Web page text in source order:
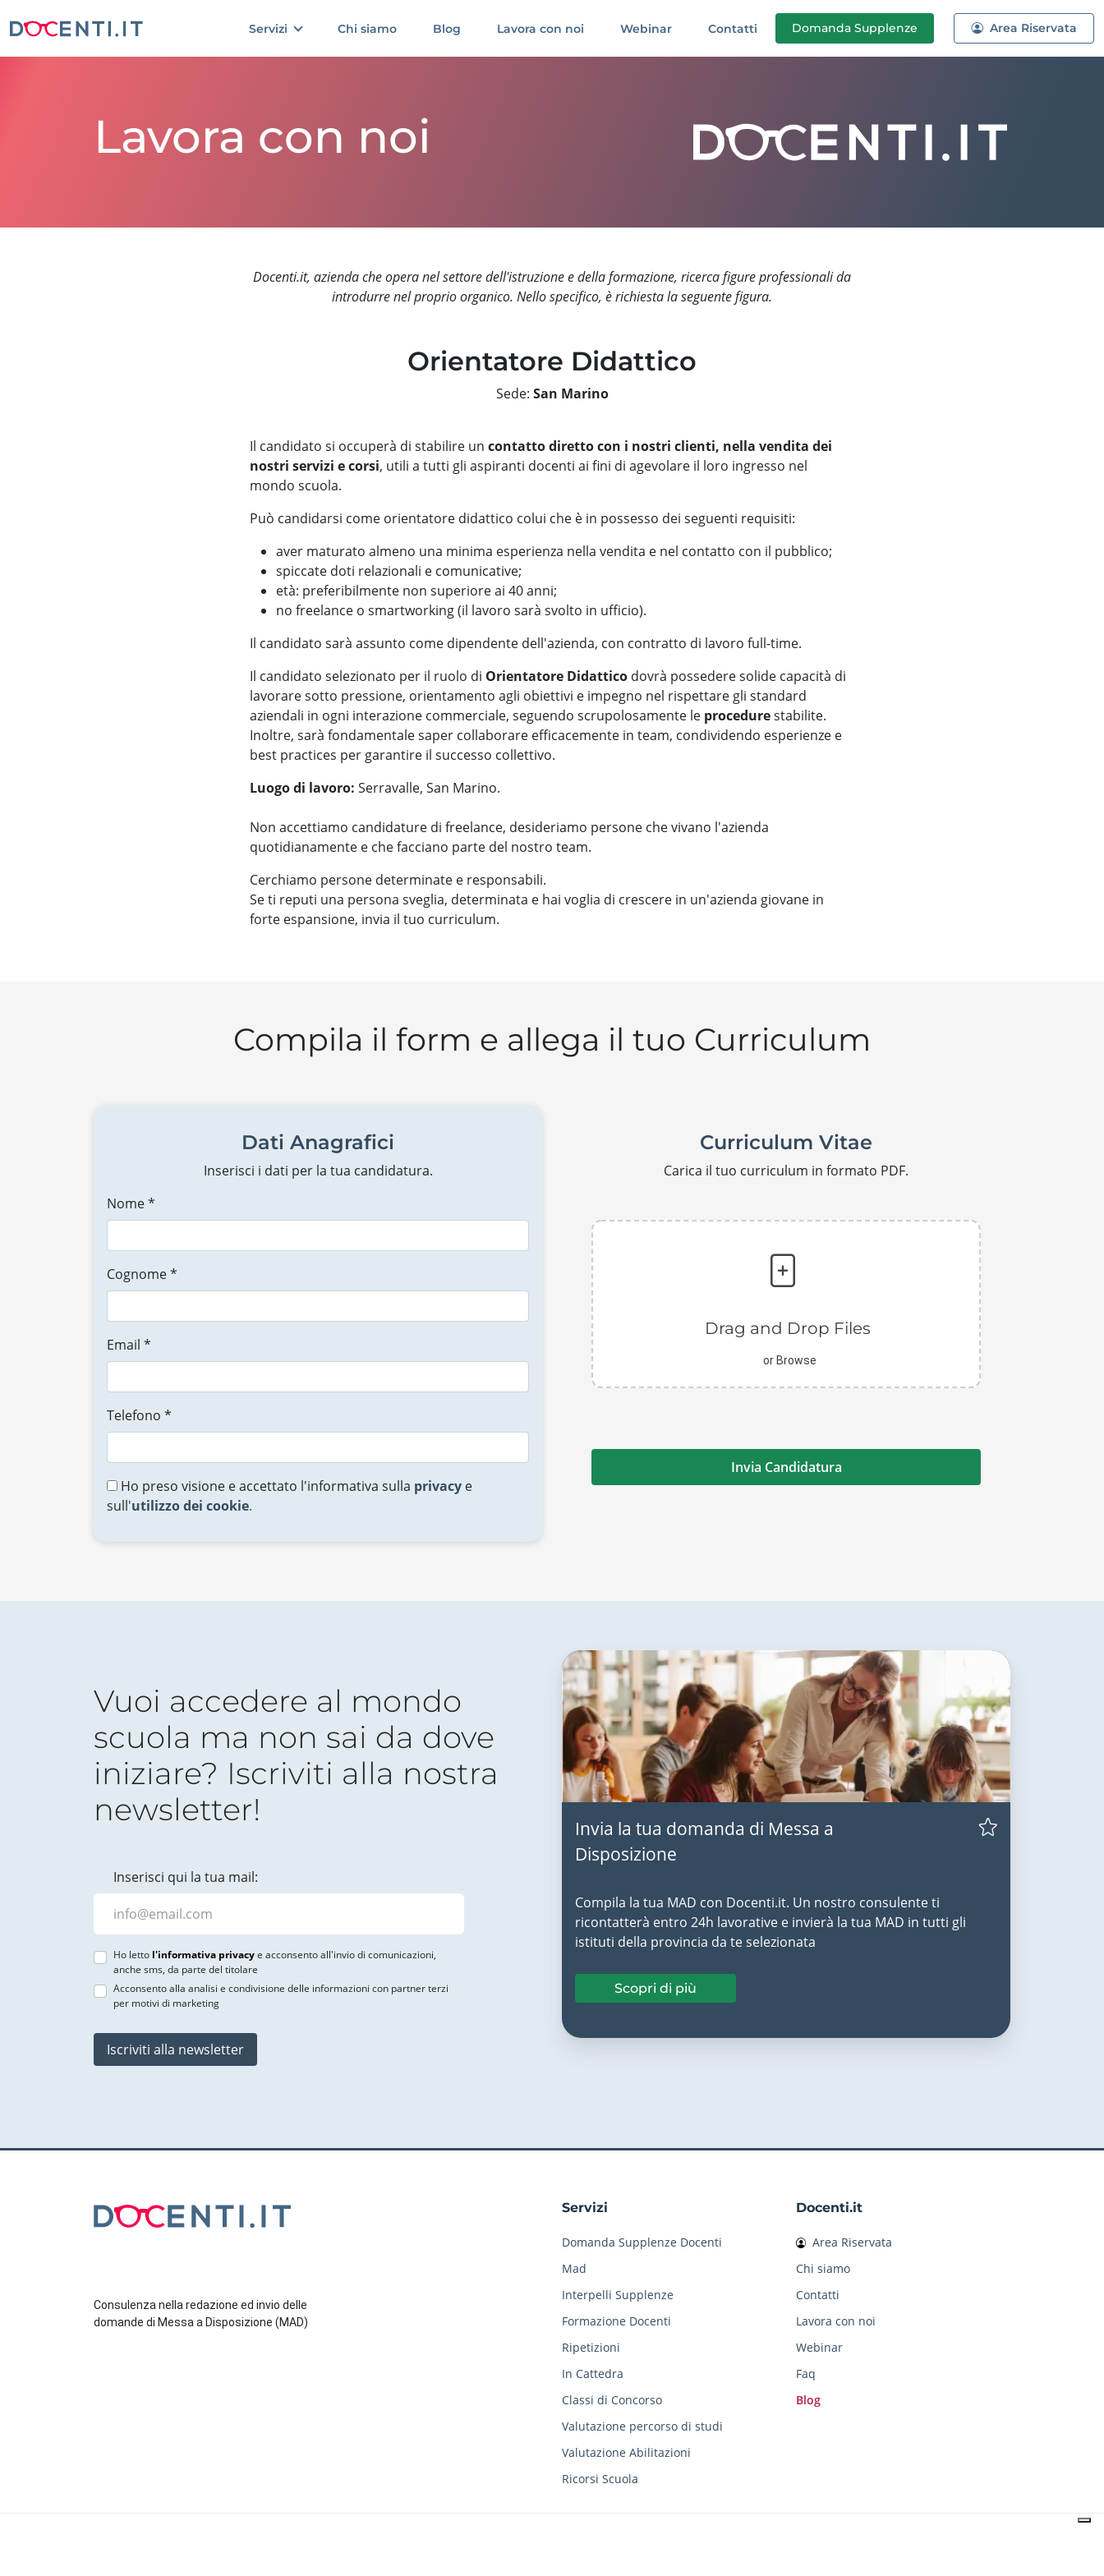
Servizi Chi siamo Blog Lavora con noi Webinar Contatti Domanda Supplenze Area Riservata
Lavora con noi
Docenti.it, azienda che opera nel settore dell'istruzione e della formazione, ricerca figure professionali da
introdurre nel proprio organico. Nello specifico, è richiesta la seguente figura.
Orientatore Didattico
Sede: San Marino
Il candidato si occuperà di stabilire un contatto diretto con i nostri clienti, nella vendita dei
nostri servizi e corsi, utili a tutti gli aspiranti docenti ai fini di agevolare il loro ingresso nel
mondo scuola.
Può candidarsi come orientatore didattico colui che è in possesso dei seguenti requisiti:
aver maturato almeno una minima esperienza nella vendita e nel contatto con il pubblico;
spiccate doti relazionali e comunicative;
età: preferibilmente non superiore ai 40 anni;
no freelance o smartworking (il lavoro sarà svolto in ufficio).
Il candidato sarà assunto come dipendente dell'azienda, con contratto di lavoro full-time.
Il candidato selezionato per il ruolo di Orientatore Didattico dovrà possedere solide capacità di
lavorare sotto pressione, orientamento agli obiettivi e impegno nel rispettare gli standard
aziendali in ogni interazione commerciale, seguendo scrupolosamente le procedurestabilite.
Inoltre, sarà fondamentale saper collaborare efficacemente in team, condividendo esperienze e
best practices per garantire il successo collettivo.
Luogo di lavoro: Serravalle, San Marino.
Non accettiamo candidature di freelance, desideriamo persone che vivano l'azienda
quotidianamente e che facciano parte del nostro team.
Cerchiamo persone determinate e responsabili.
Se ti reputi una persona sveglia, determinata e hai voglia di crescere in un'azienda giovane in
forte espansione, invia il tuo curriculum.
Compila il form e allega il tuo Curriculum
Dati Anagrafici
Inserisci i dati per la tua candidatura.
Nome *
Cognome *
Email *
Telefono *
Ho preso visione e accettato l'informativa sulla privacy e
sull'utilizzo dei cookie.
Curriculum Vitae
Carica il tuo curriculum in formato PDF.
Vuoi accedere al mondo
scuola ma non sai da dove
iniziare? Iscriviti alla nostra
newsletter!
Inserisci qui la tua mail:
Ho letto l'informativa privacye acconsento all'invio di comunicazioni,
anche sms, da parte del titolare
Acconsento alla analisi e condivisione delle informazioni con partner terzi
per motivi di marketing
Iscriviti alla newsletter
Invia la tua domanda di Messa a
Disposizione
Compila la tua MAD con Docenti.it. Un nostro consulente ti
ricontatterà entro 24h lavorative e invierà la tua MAD in tutti gli
istituti della provincia da te selezionata
Scopri di più
Consulenza nella redazione ed invio delle
domande di Messa a Disposizione (MAD)
Servizi
Domanda Supplenze Docenti
Mad
Interpelli Supplenze
Formazione Docenti
Ripetizioni
In Cattedra
Classi di Concorso
Valutazione percorso di studi
Valutazione Abilitazioni
Ricorsi Scuola
Docenti.it
Area Riservata
Chi siamo
Contatti
Lavora con noi
Webinar
Faq
Blog